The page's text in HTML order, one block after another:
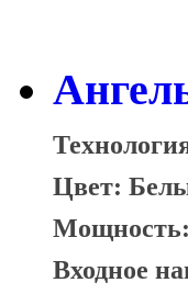
Цвет:
Входное